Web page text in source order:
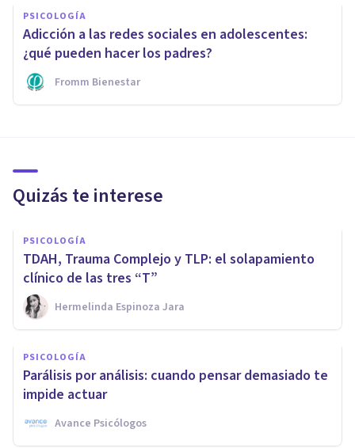
PSICOLOGÍA
Adicción a las redes sociales en adolescentes:
¿qué pueden hacer los padres?
Fromm Bienestar
Quizás te interese
PSICOLOGÍA
TDAH, Trauma Complejo y TLP: el solapamiento
clínico de las tres “T”
Hermelinda Espinoza Jara
PSICOLOGÍA
Parálisis por análisis: cuando pensar demasiado te
impide actuar
Avance Psicólogos